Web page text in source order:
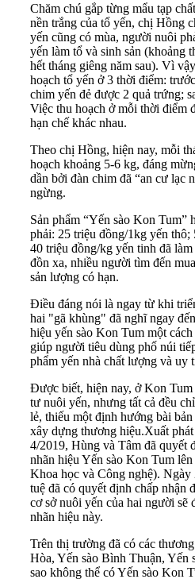
Chăm chú gắp từng mẩu tạp
nền trắng của tổ yến, chị Hồng
yến cũng có mùa, người nuôi
yến làm tổ và sinh sản (khoảng
hết tháng giêng năm sau). Vì
hoạch tổ yến ở 3 thời điểm:
chim yến đẻ được 2 quả trứng;
Việc thu hoạch ở mỗi thời điểm
hạn chế khác nhau.
Theo chị Hồng, hiện nay, mỗi
hoạch khoảng 5-6 kg, đáng
dần bởi đàn chim đã “an cư lạc
ngừng.
Sản phẩm “Yến sào Kon Tum”
phải: 25 triệu đồng/1kg yến
40 triệu đồng/kg yến tinh đã
đồn xa, nhiều người tìm đến
sản lượng có hạn.
Điều đáng nói là ngay từ khi
hai "gã khùng" đã nghĩ ngay
hiệu yến sào Kon Tum một
giúp người tiêu dùng phố núi
phẩm yến nhà chất lượng và uy
Được biết, hiện nay, ở Kon Tum
tư nuôi yến, nhưng tất cả đều
lẻ, thiếu một định hướng bài
xây dựng thương hiệu.Xuất
4/2019, Hùng và Tâm đã quyết
nhãn hiệu Yến sào Kon Tum
Khoa học và Công nghệ).
tuệ đã có quyết định chấp nhận
cơ sở nuôi yến của hai người sẽ
nhãn hiệu này.
Trên thị trường đã có các
Hòa, Yến sào Bình Thuận,
sao không thể có Yến sào Kon